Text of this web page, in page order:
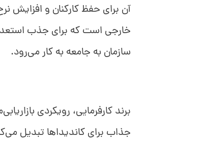
آن برای حفظ کارکنان و افزایش
خارجی است که برای جذب
سازمان به جامعه به کار می‌رود.
برند کارفرمایی، رویکردی
جذاب برای کاندیداها تبدیل